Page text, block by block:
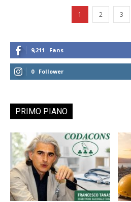
1 2 3
9,211 Fans
0 Follower
PRIMO PIANO